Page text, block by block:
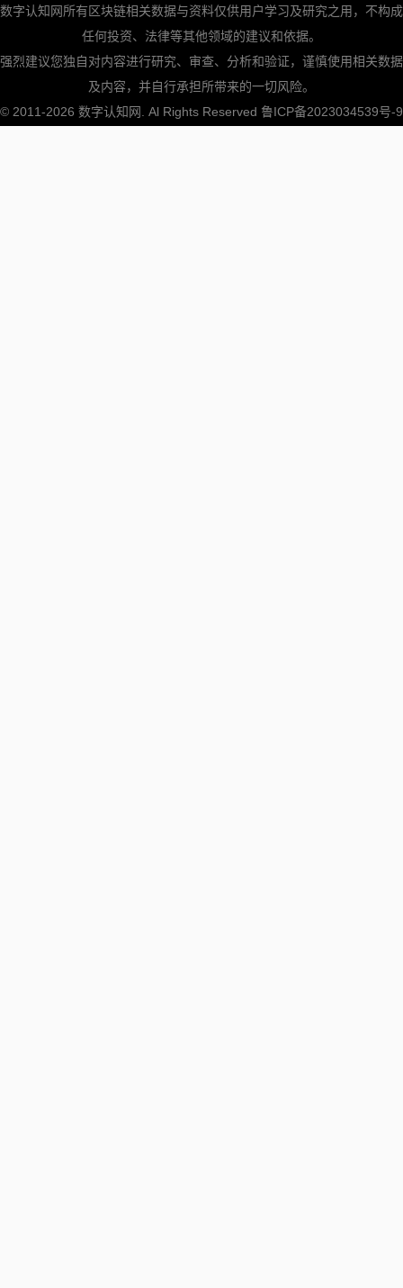
数字认知网所有区块链相关数据与资料仅供用户学习及研究之用，不构成
任何投资、法律等其他领域的建议和依据。
强烈建议您独自对内容进行研究、审查、分析和验证，谨慎使用相关数据
及内容，并自行承担所带来的一切风险。
© 2011-2026 数字认知网 . Al Rights Reserved 鲁ICP备2023034539号-9